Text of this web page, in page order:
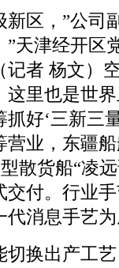
区，”公司
天津经开区
者 杨文）
里也是世
好‘三新三
业，东疆
散货船“凌
付。行业
代消息手艺
换出产工艺